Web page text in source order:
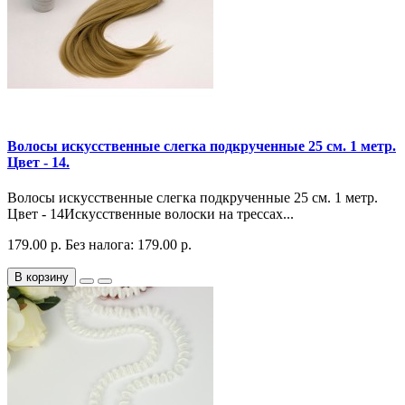
Волосы искусственные слегка подкрученные 25 см. 1 метр.
Цвет - 14.
Волосы искусственные слегка подкрученные 25 см. 1 метр.
Цвет - 14Искусственные волоски на трессах...
179.00 р. Без налога: 179.00 р.
В корзину